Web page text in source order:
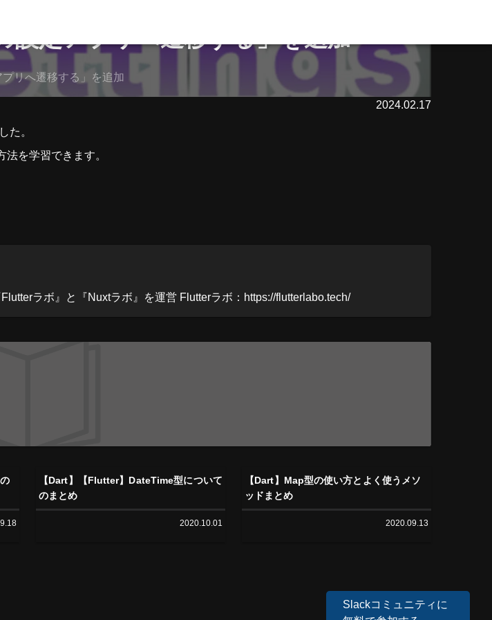
Slackコミュニティに
設定アプリへ遷移する」を追加
リへ遷移する」を追加
2024.02.17
た。
を学習できます。
ラボ』と『Nuxtラボ』を運営 Flutterラボ：https://flutterlabo.tech/
【Dart】【Flutter】DateTime型について
のまとめ
2020.10.01
【Dart】Map型の使い方とよく使うメソ
ッドまとめ
2020.09.13